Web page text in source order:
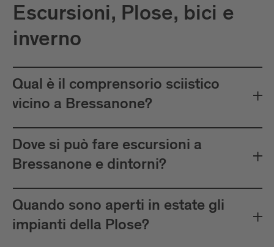
Escursioni, Plose, bici e
inverno
Qual è il comprensorio sciistico
vicino a Bressanone?
Dove si può fare escursioni a
Bressanone e dintorni?
Quando sono aperti in estate gli
impianti della Plose?